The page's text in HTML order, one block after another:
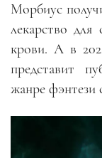
Морбиус
лекарство для
крови. А в
представит
жанре фэнтези